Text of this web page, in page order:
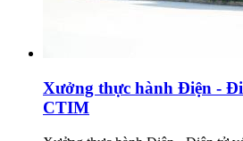
Xưởng thực hành Điện -
CTIM